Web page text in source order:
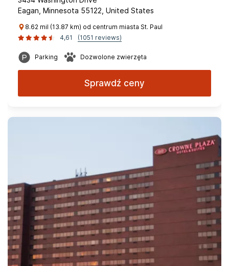
Eagan, Minnesota 55122, United States
8.62 mil (13.87 km) od centrum miasta St. Paul
4,61
(1051 reviews)
Parking Dozwolone zwierzęta
Sprawdź ceny